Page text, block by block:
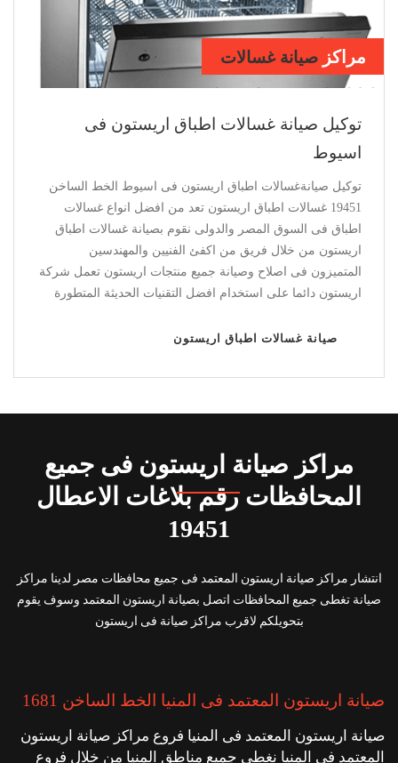
مراكز صيانة ديب فريزر
توكيل صيانة ديب فريزر اريستون فى اسيوط
توكيل صيانة ديب فريزر اريستون فى اسيوط الخط الساخن
19451 ديب فريزر اريستون يعد من افضل انواع الديب فريزر فى
السوق المصر والدولى نقوم بصيانة ديب فريزر اريستون من
خلال فريق من اكفئ الفنيين والمهندسين المتميزون فى اصلاح
وصيانة جميع منتجات اريستون تعمل شركة اريستون دائما على
استخدام افضل التقنيات الحديثة المتطورة
مراكز صيانة اريستون فى جميع
المحافظات رقم بلاغات الاعطال
19451
انتشار مراكز صيانة اريستون المعتمد فى جميع محافظات مصر لدينا مراكز
صيانة تغطى جميع المحافظات اتصل بصيانة اريستون المعتمد وسوف يقوم
بتحويلكم لاقرب مراكز صيانة فى اريستون
صيانة اريستون المعتمد فى المنيا الخط الساخن 1681
صيانة اريستون المعتمد فى المنيا فروع مراكز صيانة اريستون
المعتمد فى المنيا نغطى جميع مناطق المنيا من خلال فروع